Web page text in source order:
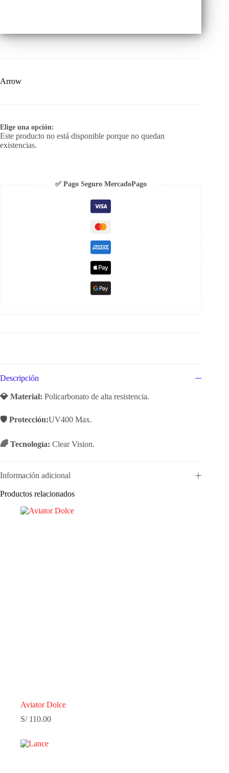
Arrow
Elige una opción:
Este producto no está disponible porque no quedan
existencias.
✅ Pago Seguro MercadoPago
Descripción
💎 Material: Policarbonato de alta resistencia.
🛡️ Protección:UV400 Max.
🌈 Tecnología: Clear Vision.
Información adicional
Productos relacionados
Aviator Dolce
S/110.00